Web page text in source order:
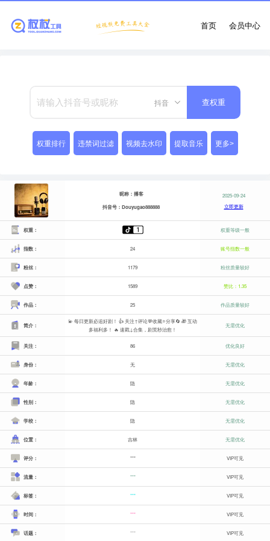
会员中心
首页
抖音 查权重
权重排行 违禁词过滤 视频去水印 提取音乐 更多>
昵称：播客
抖音号：Douyugao888888
2025-09-24
立即更新
权重： 权重等级一般
指数： 24 账号指数一般
粉丝： 1179 粉丝质量较好
点赞： 1589 赞比：1.35
作品： 25 作品质量较好
简介：
💫 每日更新必追好剧！ 👍 关注↑评论💬收藏⭐分享🔄 🎁 互动
多福利多！ 🔥 速戳↓合集，剧荒秒治愈！
无需优化
关注： 86 优化良好
身份： 无 无需优化
年龄： 隐 无需优化
性别： 隐 无需优化
学校： 隐 无需优化
位置： 吉林 无需优化
评分： *** VIP可见
流量： *** VIP可见
标签： *** VIP可见
时间： *** VIP可见
话题： *** VIP可见